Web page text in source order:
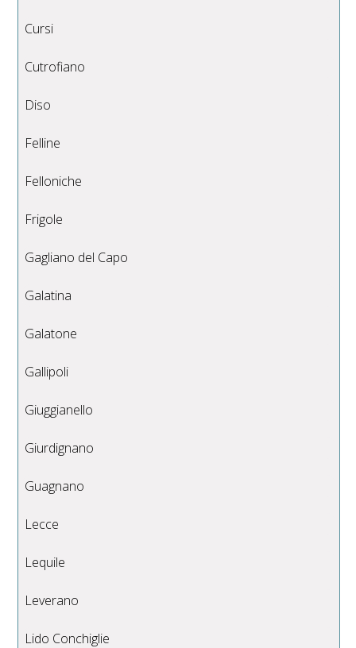
Cursi
Cutrofiano
Diso
Felline
Felloniche
Frigole
Gagliano del Capo
Galatina
Galatone
Gallipoli
Giuggianello
Giurdignano
Guagnano
Lecce
Lequile
Leverano
Lido Conchiglie